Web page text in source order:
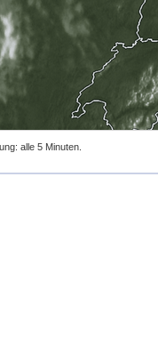
alle 5 Minuten.